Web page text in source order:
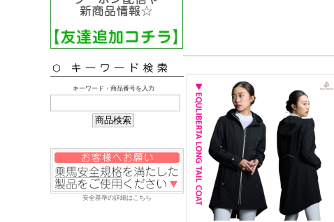
キーワード・商品番号を入力
安全基準の詳細はこちら